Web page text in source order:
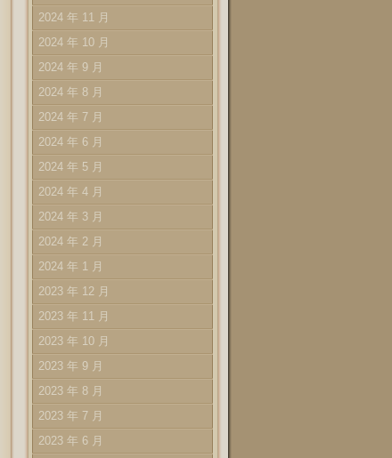
2024 年 11 月
2024 年 10 月
2024 年 9 月
2024 年 8 月
2024 年 7 月
2024 年 6 月
2024 年 5 月
2024 年 4 月
2024 年 3 月
2024 年 2 月
2024 年 1 月
2023 年 12 月
2023 年 11 月
2023 年 10 月
2023 年 9 月
2023 年 8 月
2023 年 7 月
2023 年 6 月